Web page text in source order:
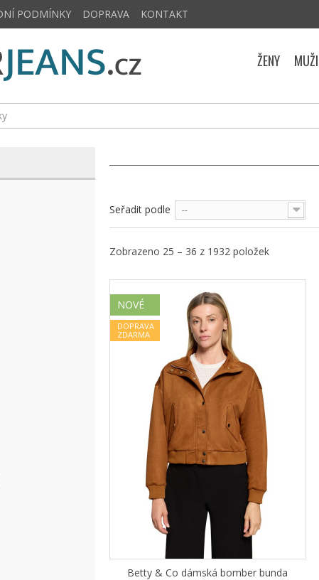
Seřadit podle --
Zobrazeno 25 – 36 z 1932 položek
NOVÉ
DOPRAVA
ZDARMA
Betty & Co dámská bomber bunda
PODMÍNKY DOPRAVA KONTAKT
ŽENY MUŽI